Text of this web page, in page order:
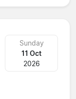
Sunday
11 Oct
2026